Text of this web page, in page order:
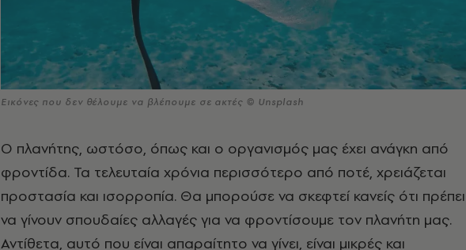
Εικόνες που δεν θέλουμε να βλέπουμε σε ακτές © Unsplash
Ο πλανήτης, ωστόσο, όπως και ο οργανισμός μας έχει ανάγκη από
φροντίδα. Τα τελευταία χρόνια περισσότερο από ποτέ, χρειάζεται
προστασία και ισορροπία. Θα μπορούσε να σκεφτεί κανείς ότι πρέπει
να γίνουν σπουδαίες αλλαγές για να φροντίσουμε τον πλανήτη μας.
Αντίθετα, αυτό που είναι απαραίτητο να γίνει, είναι μικρές και